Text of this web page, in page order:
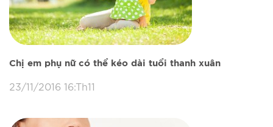
Chị em phụ nữ có thể kéo dài tuổi thanh xuân
23/11/2016 16:Th11